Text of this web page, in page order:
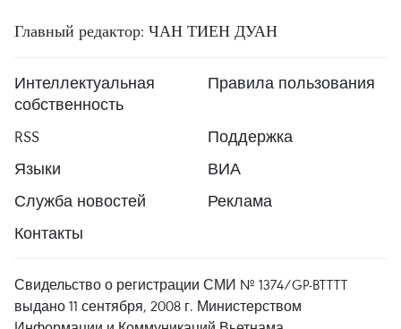
Главный редактор: ЧАН ТИЕН ДУАН
Интеллектуальная
собственность
Правила пользования
RSS
Поддержка
Языки
ВИА
Служба новостей
Реклама
Контакты
Свидельство о регистрации СМИ № 1374/GP-BTTTT
выдано 11 сентября, 2008 г. Министерством